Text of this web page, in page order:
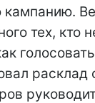
кампанию.
тех, кто
расклад